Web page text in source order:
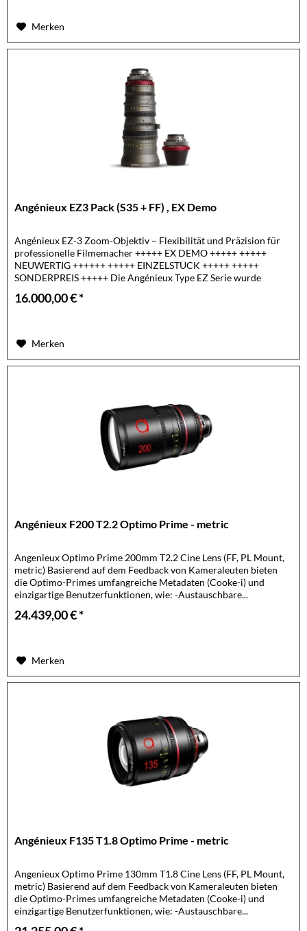
Merken
Angénieux EZ3 Pack (S35 + FF) , EX Demo
Angénieux EZ-3 Zoom-Objektiv – Flexibilität und Präzision für
professionelle Filmemacher +++++ EX DEMO +++++ +++++
NEUWERTIG ++++++ +++++ EINZELSTÜCK +++++ +++++
SONDERPREIS +++++ Die Angénieux Type EZ Serie wurde
16.000,00 € *
Merken
Angénieux F200 T2.2 Optimo Prime - metric
Angenieux Optimo Prime 200mm T2.2 Cine Lens (FF, PL Mount,
metric) Basierend auf dem Feedback von Kameraleuten bieten
die Optimo-Primes umfangreiche Metadaten (Cooke-i) und
einzigartige Benutzerfunktionen, wie: -Austauschbare...
24.439,00 € *
Merken
Angénieux F135 T1.8 Optimo Prime - metric
Angenieux Optimo Prime 130mm T1.8 Cine Lens (FF, PL Mount,
metric) Basierend auf dem Feedback von Kameraleuten bieten
die Optimo-Primes umfangreiche Metadaten (Cooke-i) und
einzigartige Benutzerfunktionen, wie: -Austauschbare...